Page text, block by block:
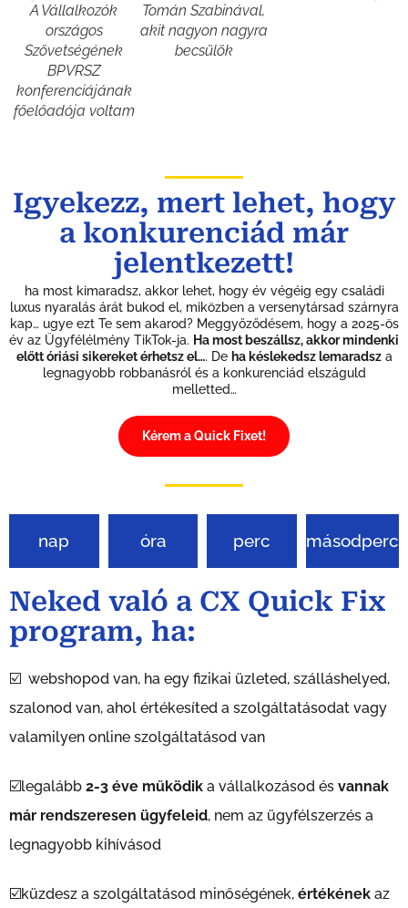
A Vállalkozók
országos
Szövetségének
BPVRSZ
konferenciájának
főelőadója voltam
Tomán Szabinával,
akit nagyon nagyra
becsülök
Igyekezz, mert lehet, hogy
a konkurenciád már
jelentkezett!
ha most kimaradsz, akkor lehet, hogy év végéig egy családi
luxus nyaralás árát bukod el, miközben a versenytársad szárnyra
kap… ugye ezt Te sem akarod? Meggyőződésem, hogy a 2025-ös
év az Ügyfélélmény TikTok-ja. Ha most beszállsz, akkor mindenki
előtt óriási sikereket érhetsz el…. De ha késlekedsz lemaradsza
legnagyobb robbanásról és a konkurenciád elszáguld
melletted…
Kérem a Quick Fixet!
nap óra perc másodperc
Neked való a CX Quick Fix
program, ha:
☑️ webshopod van, ha egy fizikai üzleted, szálláshelyed,
szalonod van, ahol értékesíted a szolgáltatásodat vagy
valamilyen online szolgáltatásod van
☑️legalább 2-3 éve működik a vállalkozásod és vannak
már rendszeresen ügyfeleid, nem az ügyfélszerzés a
legnagyobb kihívásod
☑️küzdesz a szolgáltatásod minőségének, értékének az